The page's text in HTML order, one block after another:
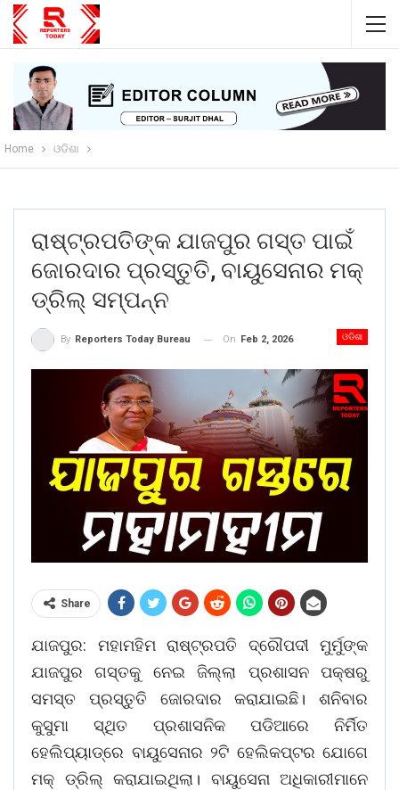
Home ଓଡିଶା
ରାଷ୍ଟ୍ରପତିଙ୍କ ଯାଜପୁର ଗସ୍ତ ପାଇଁ
ଜୋରଦାର ପ୍ରସ୍ତୁତି, ବାୟୁସେନାର ମକ୍‌
ଡ୍ରିଲ୍‌ ସମ୍ପନ୍ନ
ଓଡିଶା
By Reporters Today Bureau On Feb 2, 2026
Share
ଯାଜପୁର: ମହାମହିମ ରାଷ୍ଟ୍ରପତି ଦ୍ରୌପଦୀ ମୁର୍ମୁଙ୍କ
ଯାଜପୁର ଗସ୍ତକୁ ନେଇ ଜିଲ୍ଲା ପ୍ରଶାସନ ପକ୍ଷରୁ
ସମସ୍ତ ପ୍ରସ୍ତୁତି ଜୋରଦାର କରାଯାଇଛି। ଶନିବାର
କୁସୁମା ସ୍ଥିତ ପ୍ରଶାସନିକ ପଡିଆରେ ନିର୍ମିତ
ହେଲିପ୍ୟାଡ୍‌ରେ ବାୟୁସେନାର ୨ଟି ହେଲିକପ୍ଟର ଯୋଗେ
ମକ୍‌ ଡ୍ରିଲ୍‌ କରାଯାଇଥିଲା। ବାୟୁସେନା ଅଧିକାରୀମାନେ